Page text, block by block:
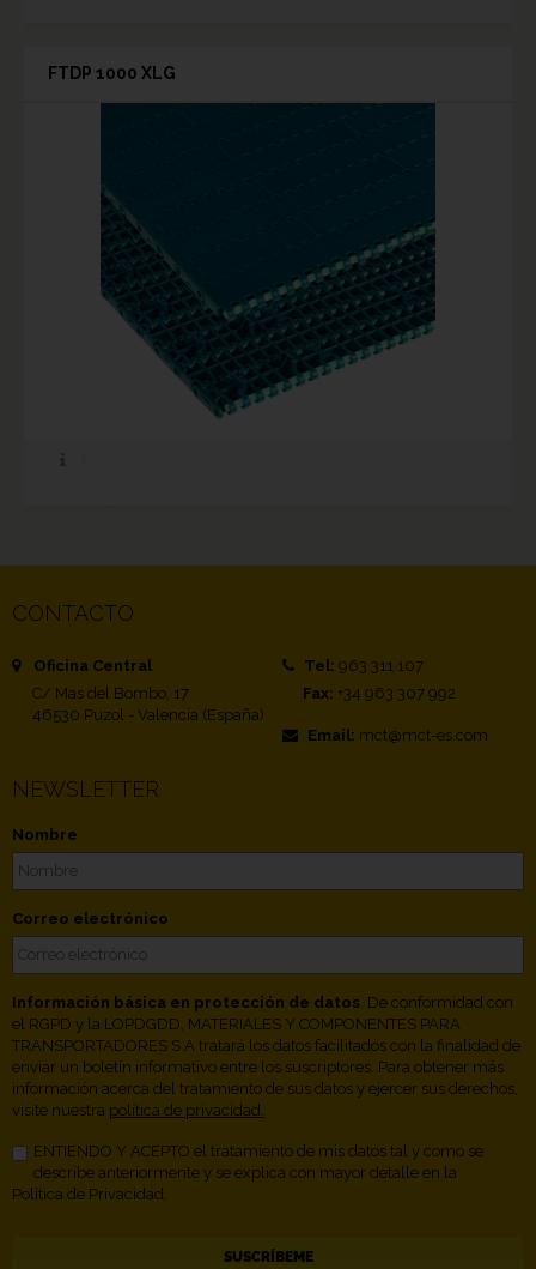
FTDP 1000 XLG
CONTACTO
Oficina Central
C/ Mas del Bombo, 17
46530 Puzol - Valencia (España)
Tel: 963 311 107
Fax: +34 963 307 992
Email: mct@mct-es.com
NEWSLETTER
Nombre
Correo electrónico
Información básica en protección de datos . De conformidad con
el RGPD y la LOPDGDD, MATERIALES Y COMPONENTES PARA
TRANSPORTADORES S.A tratará los datos facilitados con la finalidad de
enviar un boletín informativo entre los suscriptores. Para obtener más
información acerca del tratamiento de sus datos y ejercer sus derechos,
visite nuestra política de privacidad.
ENTIENDO Y ACEPTO el tratamiento de mis datos tal y como se
describe anteriormente y se explica con mayor detalle en la
Política de Privacidad.